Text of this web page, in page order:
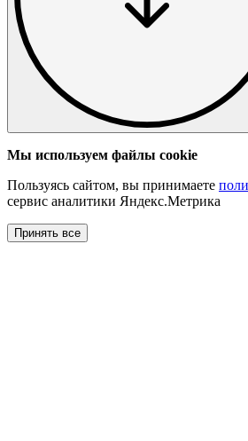
Мы используем файлы cookie
Пользуясь сайтом, вы принимаете
сервис аналитики Яндекс.Метрика
Принять все